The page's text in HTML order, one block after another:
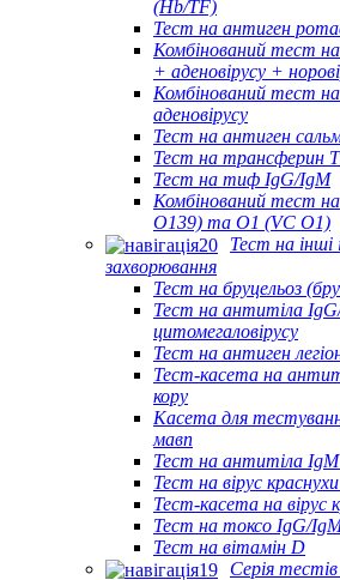
(Hb/TF)
Тест на антиген
Комбінований тест
+ аденовірусу +
Комбінований тест
аденовірусу
Тест на антиген
Тест на трансферин
Тест на тиф IgG/IgM
Комбінований тест
O139) та O1 (VC O1)
Тест на інші
захворювання
Тест на бруцельоз
Тест на антитіла
цитомегаловірусу
Тест на антиген
Тест-касета на
кору
Касета для
мавп
Тест на антитіла IgM
Тест на вірус
Тест-касета на вірус
Тест на токсо IgG/
Тест на вітамін D
Серія